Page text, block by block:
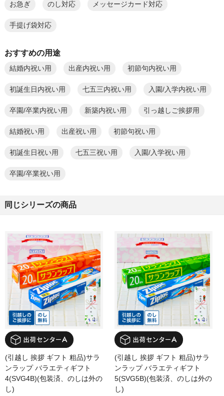
お急ぎ のし対応 メッセージカード対応
手提げ袋対応
おすすめの用途
結婚内祝い用 出産内祝い用 初節句内祝い用
初誕生日内祝い用 七五三内祝い用 入園/入学内祝い用
卒園/卒業内祝い用 新築内祝い用 引っ越しご挨拶用
結婚祝い用 出産祝い用 初節句祝い用
初誕生日祝い用 七五三祝い用 入園/入学祝い用
卒園/卒業祝い用
同じシリーズの商品
(引越し 挨拶 ギフト 粗品)サラ
ンラップ バラエティギフト
4(SVG4B)(包装済、のしは外の
し)
(引越し 挨拶 ギフト 粗品)サラ
ンラップ バラエティギフト
5(SVG5B)(包装済、のしは外の
し)